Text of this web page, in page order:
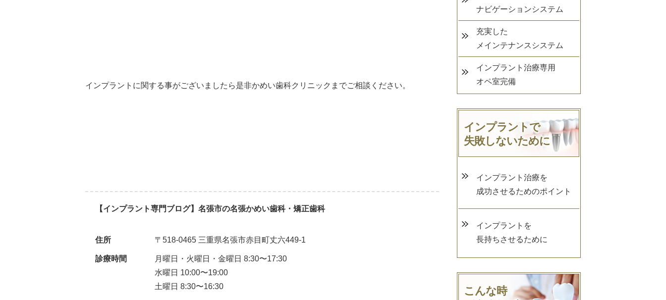
インプラントに関する事がございましたら是非かめい歯科クリニックまでご相談ください。
【インプラント専門ブログ】名張市の名張かめい歯科・矯正歯科
住所 〒518-0465 三重県名張市赤目町丈六449-1
診療時間
月曜日・火曜日・金曜日 8:30〜17:30
水曜日 10:00〜19:00
土曜日 8:30〜16:30
ナビゲーションシステム
充実した
メインテナンスシステム
インプラント治療専用
オペ室完備
インプラントで
失敗しないために
インプラント治療を
成功させるためのポイント
インプラントを
長持ちさせるために
こんな時